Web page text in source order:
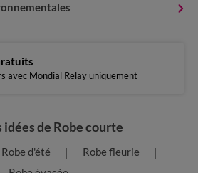
avec Mondial Relay uniquement
idées de Robe courte
Robe d'été
Robe fleurie